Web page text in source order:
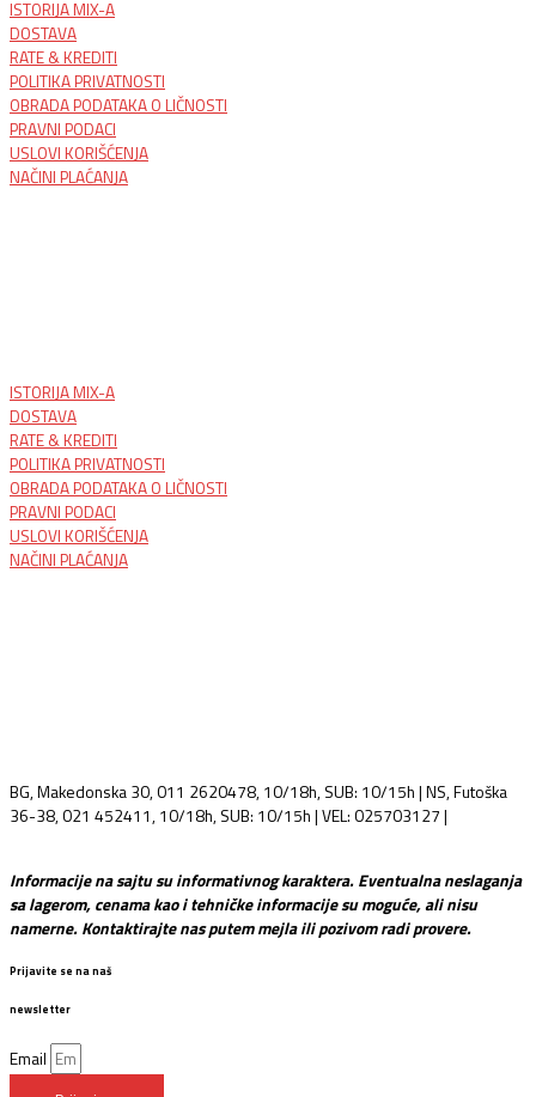
ISTORIJA MIX-A
DOSTAVA
RATE & KREDITI
POLITIKA PRIVATNOSTI
OBRADA PODATAKA O LIČNOSTI
PRAVNI PODACI
USLOVI KORIŠĆENJA
NAČINI PLAĆANJA
ISTORIJA MIX-A
DOSTAVA
RATE & KREDITI
POLITIKA PRIVATNOSTI
OBRADA PODATAKA O LIČNOSTI
PRAVNI PODACI
USLOVI KORIŠĆENJA
NAČINI PLAĆANJA
BG, Makedonska 30, 011 2620478, 10/18h, SUB: 10/15h | NS, Futoška
36-38, 021 452411, 10/18h, SUB: 10/15h | VEL: 025703127 |
Informacije na sajtu su informativnog karaktera. Eventualna neslaganja
sa lagerom, cenama kao i tehničke informacije su moguće, ali nisu
namerne. Kontaktirajte nas putem mejla ili pozivom radi provere.
Prijavite se na naš
newsletter
Email